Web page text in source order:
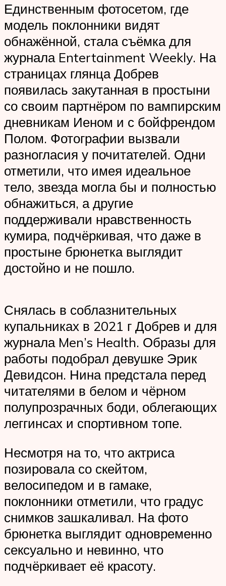
Единственным фотосетом, где
модель поклонники видят
обнажённой, стала съёмка для
журнала Entertainment Weekly. На
страницах глянца Добрев
появилась закутанная в простыни
со своим партнёром по вампирским
дневникам Иеном и с бойфрендом
Полом. Фотографии вызвали
разногласия у почитателей. Одни
отметили, что имея идеальное
тело, звезда могла бы и полностью
обнажиться, а другие
поддерживали нравственность
кумира, подчёркивая, что даже в
простыне брюнетка выглядит
достойно и не пошло.
Снялась в соблазнительных
купальниках в 2021 г Добрев и для
журнала Men’s Health. Образы для
работы подобрал девушке Эрик
Девидсон. Нина предстала перед
читателями в белом и чёрном
полупрозрачных боди, облегающих
леггинсах и спортивном топе.
Несмотря на то, что актриса
позировала со скейтом,
велосипедом и в гамаке,
поклонники отметили, что градус
снимков зашкаливал. На фото
брюнетка выглядит одновременно
сексуально и невинно, что
подчёркивает её красоту.